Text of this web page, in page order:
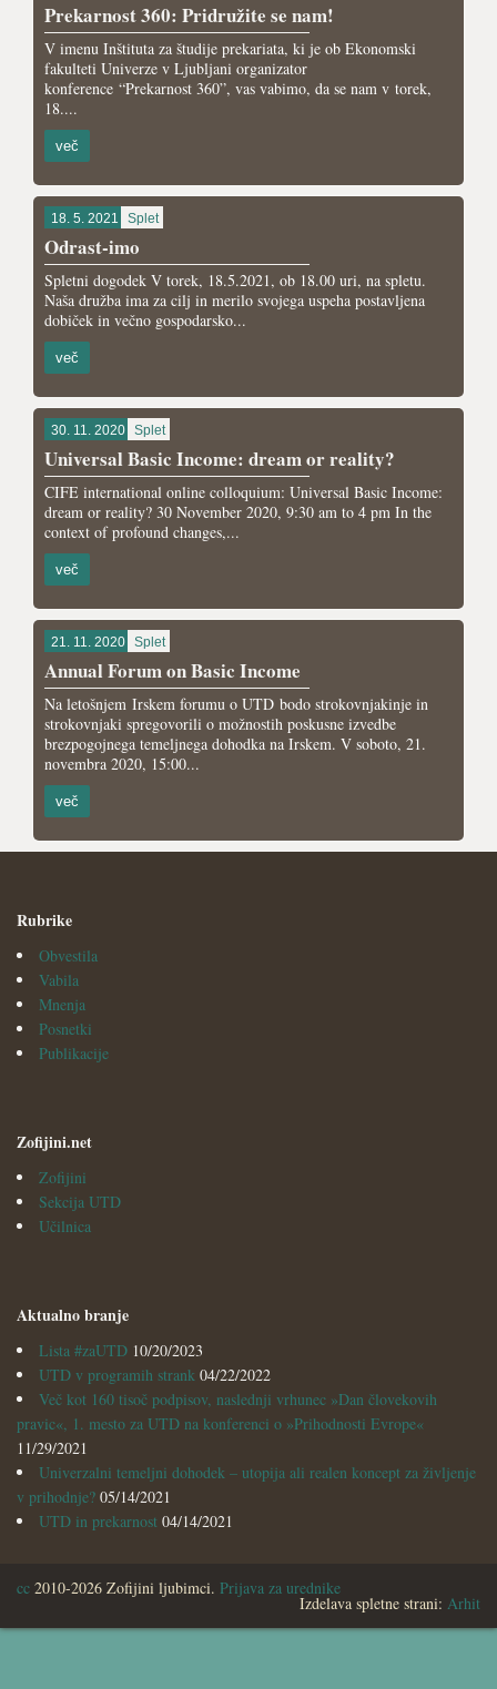
Prekarnost 360: Pridružite se nam!
V imenu Inštituta za študije prekariata, ki je ob Ekonomski
fakulteti Univerze v Ljubljani organizator
konference “Prekarnost 360”, vas vabimo, da se nam v torek,
18....
več
18. 5. 2021 Splet
Odrast-imo
Spletni dogodek V torek, 18.5.2021, ob 18.00 uri, na spletu.
Naša družba ima za cilj in merilo svojega uspeha postavljena
dobiček in večno gospodarsko...
več
30. 11. 2020 Splet
Universal Basic Income: dream or reality?
CIFE international online colloquium: Universal Basic Income:
dream or reality? 30 November 2020, 9:30 am to 4 pm In the
context of profound changes,...
več
21. 11. 2020 Splet
Annual Forum on Basic Income
Na letošnjem Irskem forumu o UTD bodo strokovnjakinje in
strokovnjaki spregovorili o možnostih poskusne izvedbe
brezpogojnega temeljnega dohodka na Irskem. V soboto, 21.
novembra 2020, 15:00...
več
Rubrike
Obvestila
Vabila
Mnenja
Posnetki
Publikacije
Zofijini.net
Zofijini
Sekcija UTD
Učilnica
Aktualno branje
Lista #zaUTD 10/20/2023
UTD v programih strank 04/22/2022
Več kot 160 tisoč podpisov, naslednji vrhunec »Dan človekovih
pravic«, 1. mesto za UTD na konferenci o »Prihodnosti Evrope«
11/29/2021
Univerzalni temeljni dohodek – utopija ali realen koncept za življenje
v prihodnje? 05/14/2021
UTD in prekarnost 04/14/2021
cc 2010-2026 Zofijini ljubimci. Prijava za urednike
Izdelava spletne strani: Arhit